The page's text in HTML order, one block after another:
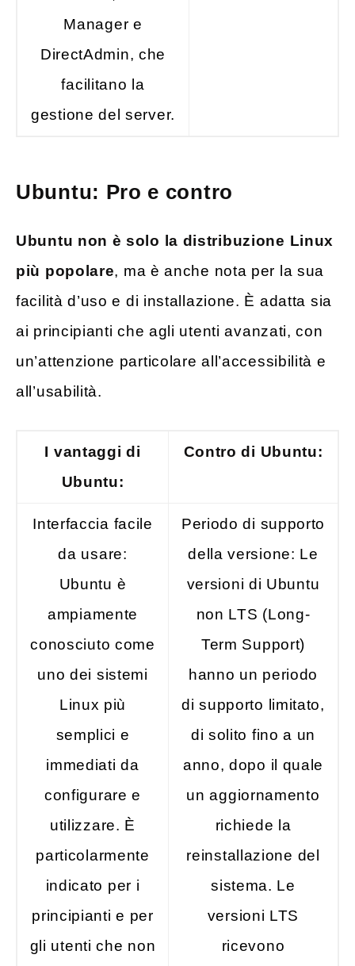
Manager e
DirectAdmin, che
facilitano la
gestione del server.
Ubuntu: Pro e contro
Ubuntu non è solo la distribuzione Linux
più popolare, ma è anche nota per la sua
facilità d’uso e di installazione. È adatta sia
ai principianti che agli utenti avanzati, con
un’attenzione particolare all’accessibilità e
all’usabilità.
I vantaggi di
Ubuntu:
Contro di Ubuntu:
Interfaccia facile
da usare:
Ubuntu è
ampiamente
conosciuto come
uno dei sistemi
Linux più
semplici e
immediati da
configurare e
utilizzare. È
particolarmente
indicato per i
principianti e per
gli utenti che non
Periodo di supporto
della versione: Le
versioni di Ubuntu
non LTS (Long-
Term Support)
hanno un periodo
di supporto limitato,
di solito fino a un
anno, dopo il quale
un aggiornamento
richiede la
reinstallazione del
sistema. Le
versioni LTS
ricevono